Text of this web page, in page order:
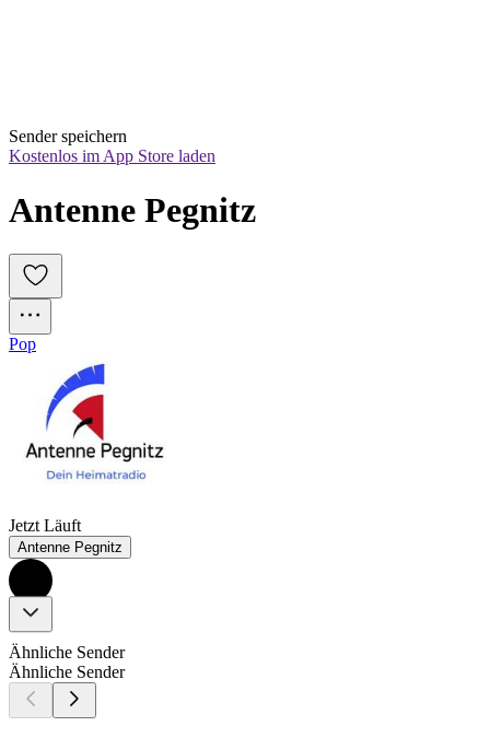
Sender speichern
Kostenlos im App Store laden
Antenne Pegnitz
Pop
Jetzt Läuft
Antenne Pegnitz
Ähnliche Sender
Ähnliche Sender